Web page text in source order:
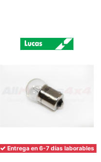
Entrega en 6-7 días laborables